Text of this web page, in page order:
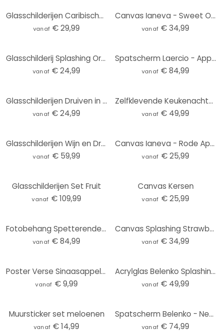
Glasschilderijen Caribische Kokosnoot
vanaf € 29,99
Canvas Ianeva - Sweet Orange - Panorama
vanaf € 34,99
Glasschilderij Splashing Orange - Vierkant
vanaf € 24,99
Spatscherm Laercio - Apple Crumble - Panorama
vanaf € 84,99
Glasschilderijen Druiven in Toscane
vanaf € 24,99
Zelfklevende Keukenachterwand Verfrissend Fruit
vanaf € 49,99
Glasschilderijen Wijn en Druiven
vanaf € 59,99
Canvas Ianeva - Rode Appel
vanaf € 25,99
Glasschilderijen Set Fruit
vanaf € 109,99
Canvas Kersen
vanaf € 25,99
Fotobehang Spetterende Sinaasappels
vanaf € 84,99
Canvas Splashing Strawberry
vanaf € 34,99
Poster Verse Sinaasappelsap
vanaf € 9,99
Acrylglas Belenko Splashing Fruits
vanaf € 49,99
Muursticker set meloenen
vanaf € 14,99
Spatscherm Belenko - Newtons Cradle
vanaf € 74,99